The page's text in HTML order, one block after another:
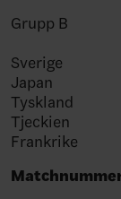
Sverige
Japan
Tyskland
Tjeckien
Frankrike